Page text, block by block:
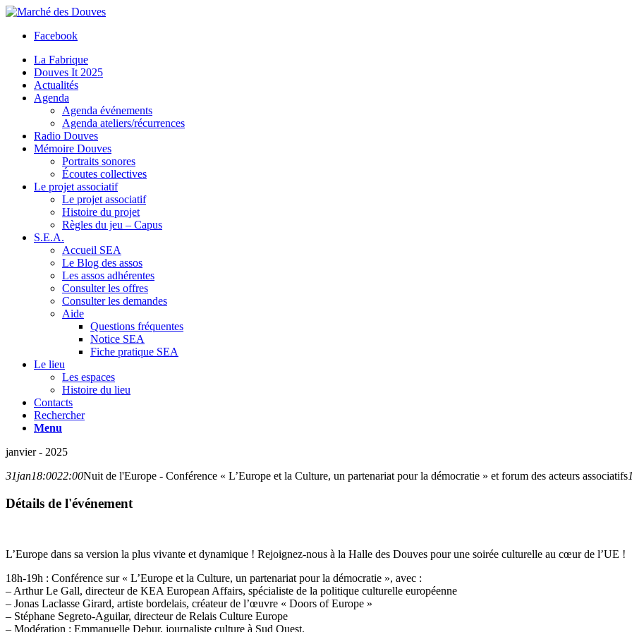
Facebook
La Fabrique
Douves It 2025
Actualités
Agenda
Agenda événements
Agenda ateliers/récurrences
Radio Douves
Mémoire Douves
Portraits sonores
Écoutes collectives
Le projet associatif
Le projet associatif
Histoire du projet
Règles du jeu – Capus
S.E.A.
Accueil SEA
Le Blog des assos
Les assos adhérentes
Consulter les offres
Consulter les demandes
Aide
Questions fréquentes
Notice SEA
Fiche pratique SEA
Le lieu
Les espaces
Histoire du lieu
Contacts
Rechercher
Menu
janvier - 2025
31jan18:0022:00Nuit de l'Europe - Conférence « L’Europe et la Culture, un partenariat pour la démocratie » et forum des acteurs associatifs
Détails de l'événement
L’Europe dans sa version la plus vivante et dynamique ! Rejoignez-nous à la Halle des Douves pour une soirée culturelle au cœur de l’UE !
18h-19h : Conférence sur « L’Europe et la Culture, un partenariat pour la démocratie », avec :
– Arthur Le Gall, directeur de KEA European Affairs, spécialiste de la politique culturelle européenne
– Jonas Laclasse Girard, artiste bordelais, créateur de l’œuvre « Doors of Europe »
– Stéphane Segreto-Aguilar, directeur de Relais Culture Europe
– Modération : Emmanuelle Debur, journaliste culture à Sud Ouest.